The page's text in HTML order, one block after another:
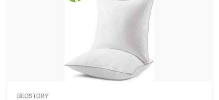
BEDSTORY